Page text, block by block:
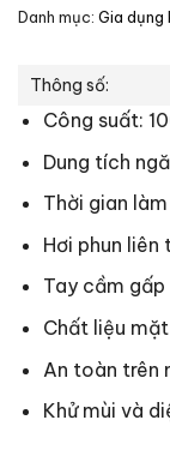
Danh mục: Gia dụng
Thông số:
Công suất:
Dung tích
Thời gian
Hơi phun
Tay cầm
Chất liệu
An toàn trên
Khử mùi và